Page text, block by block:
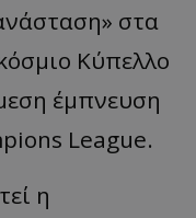
στα
Κύπελλο
έμπνευση
League.
η